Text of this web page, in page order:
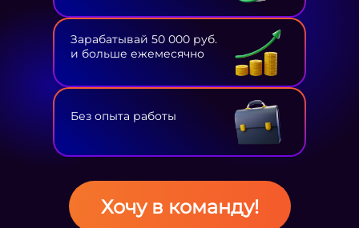
Зарабатывай 50 000 руб.
и больше ежемесячно
Без опыта работы
Хочу в команду!